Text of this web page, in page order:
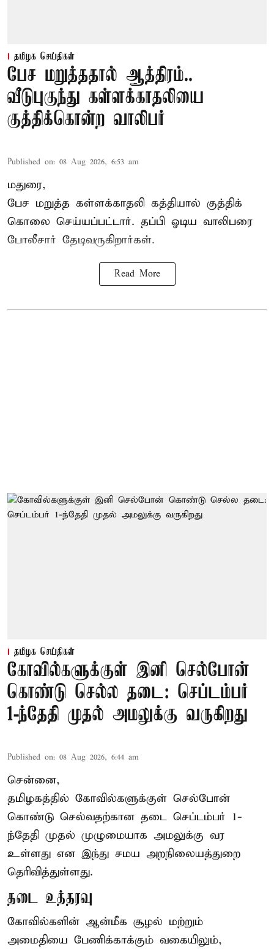
தமிழக செய்திகள்
பேச மறுத்ததால் ஆத்திரம்..
வீடுபுகுந்து கள்ளக்காதலியை
குத்திக்கொன்ற வாலிபர்
Published on: 08 Aug 2026, 6:53 am
மதுரை,
பேச மறுத்த கள்ளக்காதலி கத்தியால் குத்திக்
கொலை செய்யப்பட்டார். தப்பி ஓடிய வாலிபரை
போலீசார் தேடிவருகிறார்கள்.
Read More
தமிழக செய்திகள்
கோவில்களுக்குள் இனி செல்போன்
கொண்டு செல்ல தடை: செப்டம்பர்
1-ந்தேதி முதல் அமலுக்கு வருகிறது
Published on: 08 Aug 2026, 6:44 am
சென்னை,
தமிழகத்தில் கோவில்களுக்குள் செல்போன்
கொண்டு செல்வதற்கான தடை செப்டம்பர் 1-
ந்தேதி முதல் முழுமையாக அமலுக்கு வர
உள்ளது என இந்து சமய அறநிலையத்துறை
தெரிவித்துள்ளது.
தடை உத்தரவு
கோவில்களின் ஆன்மீக சூழல் மற்றும்
அமைதியை பேணிக்காக்கும் வகையிலும்,